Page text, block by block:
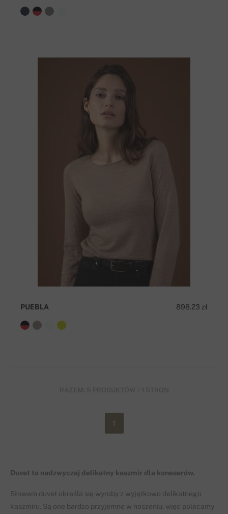
898.23 zł
PUEBLA
Duvet to nadzwyczaj delikatny kaszmir dla koneserów.
Słowem duvet określa się wyroby z wyjątkowo delikatnego
kaszmiru. Są one bardzo przyjemne w noszeniu, więc polecamy